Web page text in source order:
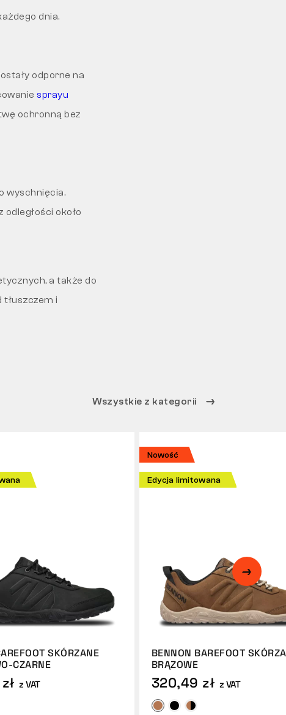
dnia.
odporne na
sprayu
ochronną bez
wyschnięcia.
około
a także do
tłuszczem i
Wszystkie z kategorii
SKÓRZANE
CZARNE
z VAT
Nowość
Edycja limitowana
BENNON BAREFOOT
BRĄZOWE
320,49 zł z VAT